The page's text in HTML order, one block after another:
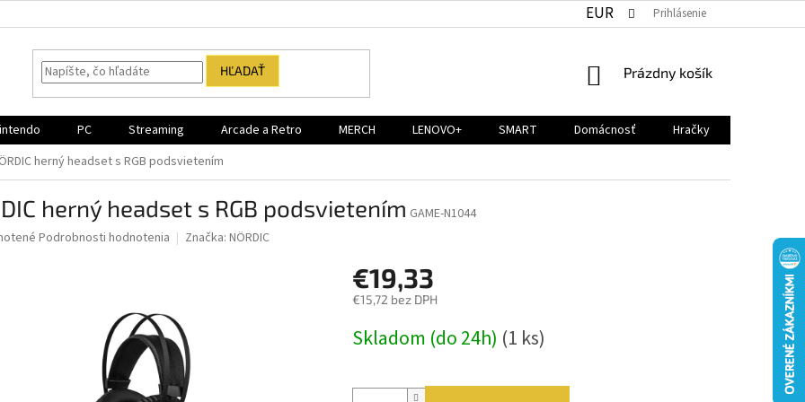
EUR Prihlásenie
HĽADAŤ
NÁKUPNÝ
Prázdny košík
PC Streaming Arcade a Retro MERCH LENOVO+ SMART Domácnosť
Hračky
herný headset s RGB podsvietením
herný headset s RGB podsvietením GAME-N1044
Podrobnosti hodnotenia Značka: NÖRDIC
€19,33
€15,72 bez DPH
cena:
Skladom (do 24h) (1 ks)